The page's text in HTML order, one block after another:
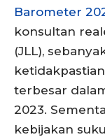
Barometer
konsultan
(JLL),
terbesar
2023.
kebijakan